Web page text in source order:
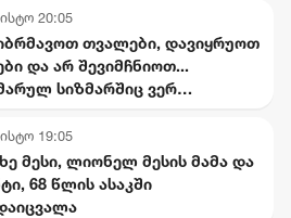
20:05
თვალები, დავიყრუოთ
და არ შევიმჩნიოთ...
სიზმარშიც ვერ
19:05
მესი, ლიონელ მესის მამა და
68 წლის ასაკში